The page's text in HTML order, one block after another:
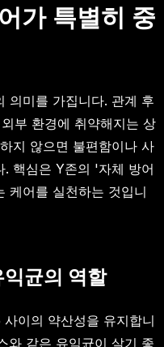
가 특별히 중
의미를 가집니다. 관계 후
부 환경에 취약해지는 상
지 않으면 불편함이나 사
. 핵심은 Y존의 '자체 방어
케어를 실천하는 것입니
균의 역할
이의 약산성을 유지합니
와 같은 유익균이 살기 좋